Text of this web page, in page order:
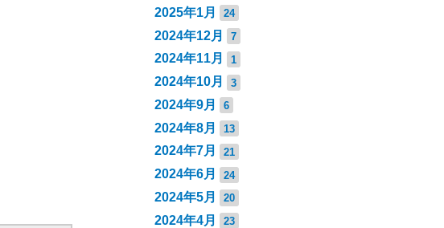
2025年1月 24
2024年12月 7
2024年11月 1
2024年10月 3
2024年9月 6
2024年8月 13
2024年7月 21
2024年6月 24
2024年5月 20
2024年4月 23